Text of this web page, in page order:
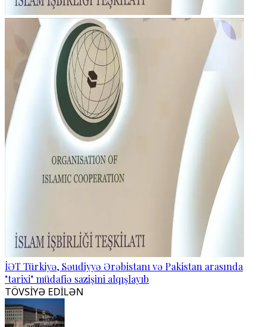
İƏT Türkiyə, Səudiyyə Ərəbistanı və Pakistan arasında
"tarixi" müdafiə sazişini alqışlayıb
TÖVSİYƏ EDİLƏN